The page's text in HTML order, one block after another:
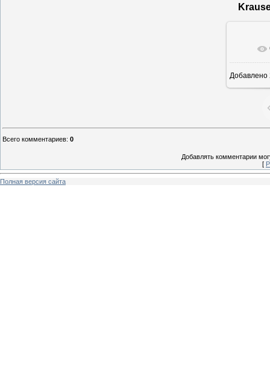
Добавлено
Всего комментариев: 0
Добавлять комментарии
[
Полная версия сайта